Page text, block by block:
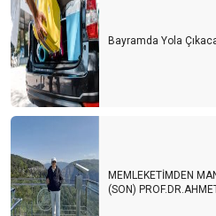
Bayramda Yola
MEMLEKETİMDEN
(SON)